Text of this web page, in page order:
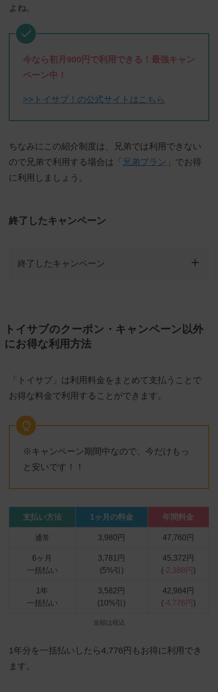
よね。
今なら初月900円で利用できる！最強キャン
ペーン中！
>>トイサブ！の公式サイトはこちら
ちなみにこの紹介制度は、兄弟では利用できない
ので兄弟で利用する場合は「
兄弟プラン 」でお得
に利用しましょう。
終了したキャンペーン
終了したキャンペーン
トイサブのクーポン・キャンペーン以外
にお得な利用方法
「トイサブ」は利用料金をまとめて支払うことで
お得な料金で利用することができます。
※キャンペーン期間中なので、今だけもっ
と安いです！！
支払い方法 1ヶ月の料金 年間料金
通常 3,980円 47,760円
6ヶ月
一括払い
3,781円
(5%引)
45,372円
(-2,388円)
1年
一括払い
3,582円
(10%引)
42,984円
(-4,776円)
金額は税込
1年分を一括払いしたら4,776円もお得に利用でき
ます。